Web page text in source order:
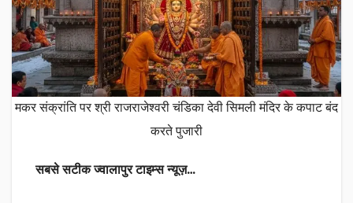
मकर संक्रांति पर श्री राजराजेश्वरी चंडिका देवी सिमली मंदिर के कपाट बंद
करते पुजारी
सबसे सटीक ज्वालापुर टाइम्स न्यूज़…